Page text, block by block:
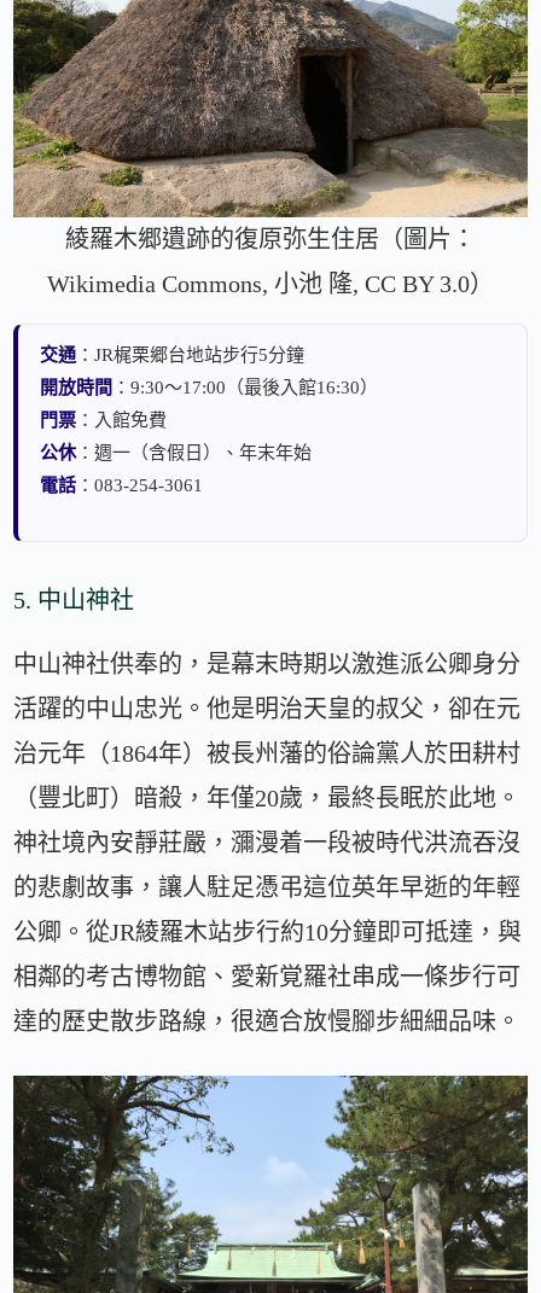
綾羅木郷遺跡的復原弥生住居（圖片：
Wikimedia Commons, 小池 隆, CC BY 3.0）
交通 ：JR梶栗郷台地站步行5分鐘
開放時間 ：9:30～17:00（最後入館16:30）
門票 ：入館免費
公休：週一（含假日）、年末年始
電話 ：083-254-3061
5. 中山神社
中山神社供奉的，是幕末時期以激進派公卿身分
活躍的中山忠光。他是明治天皇的叔父，卻在元
治元年（1864年）被長州藩的俗論黨人於田耕村
（豐北町）暗殺，年僅20歲，最終長眠於此地。
神社境內安靜莊嚴，瀰漫着一段被時代洪流吞沒
的悲劇故事，讓人駐足憑弔這位英年早逝的年輕
公卿。從JR綾羅木站步行約10分鐘即可抵達，與
相鄰的考古博物館、愛新覚羅社串成一條步行可
達的歷史散步路線，很適合放慢腳步細細品味。